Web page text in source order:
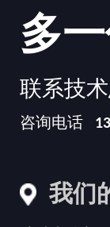
多
联系技
咨询电话
我们